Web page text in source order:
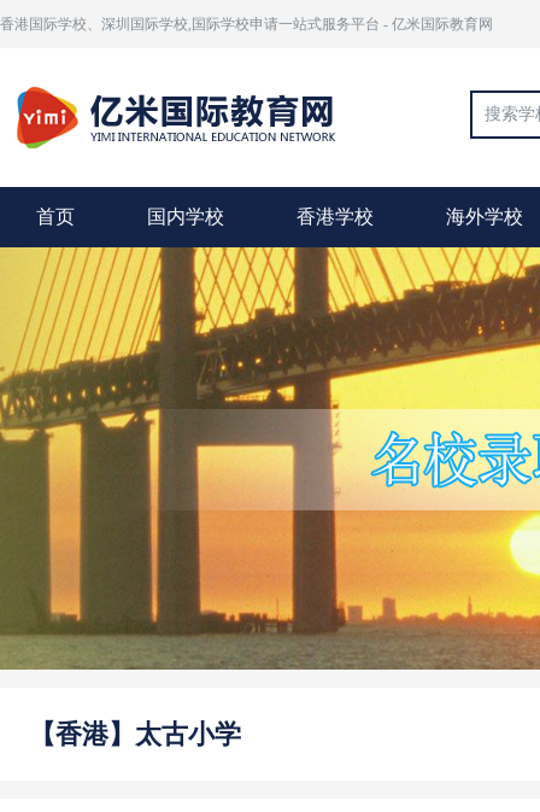
香港国际学校、深圳国际学校,国际学校申请一站式服务平台 - 亿米国际教育网
首页 国内学校 香港学校 海外学校
【香港】太古小学